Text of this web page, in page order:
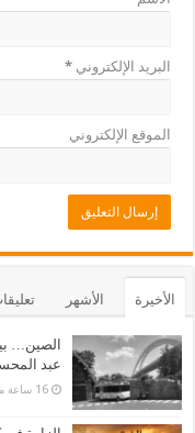
البريد الإلكتروني*
الموقع الإلكتروني
الأخيرة الأشهر
عبد
‏16 ساعة مضت